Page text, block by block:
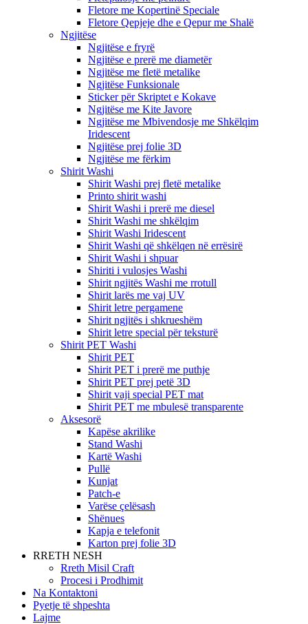
Fletore me Kopertinë Speciale
Fletore Qepjeje dhe e Qepur me Shalë
Ngjitëse
Ngjitëse e fryrë
Ngjitëse e prerë me diametër
Ngjitëse me fletë metalike
Ngjitëse Funksionale
Sticker për Skriptet e Kokave
Ngjitëse me Kite Javore
Ngjitëse me Mbivendosje me Shkëlqim
Iridescent
Ngjitëse prej folie 3D
Ngjitëse me fërkim
Shirit Washi
Shirit Washi prej fletë metalike
Printo shirit washi
Shirit Washi i prerë me diesel
Shirit Washi me shkëlqim
Shirit Washi Iridescent
Shirit Washi që shkëlqen në errësirë
Shirit Washi i shpuar
Shiriti i vulosjes Washi
Shirit ngjitës Washi me rrotull
Shirit larës me vaj UV
Shirit letre pergamene
Shirit ngjitës i shkrueshëm
Shirit letre special për teksturë
Shirit PET Washi
Shirit PET
Shirit PET i prerë me puthje
Shirit PET prej petë 3D
Shirit vaji special PET mat
Shirit PET me mbulesë transparente
Aksesorë
Kapëse akrilike
Stand Washi
Kartë Washi
Pullë
Kunjat
Patch-e
Varëse çelësash
Shënues
Kapja e telefonit
Karton prej folie 3D
RRETH NESH
Rreth Misil Craft
Procesi i Prodhimit
Na Kontaktoni
Pyetje të shpeshta
Lajme